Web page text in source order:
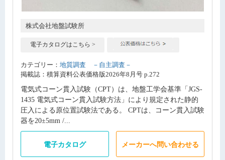
株式会社地盤試験所
電子カタログはこちら >
カテゴリー： 地質調査 －自主調査－
掲載誌：積算資料公表価格版2026年8月号 p.272
電気式コーン貫入試験（CPT）は、地盤工学会基準「JGS-
1435 電気式コーン貫入試験方法」により規定された静的
圧入による原位置試験法である。 CPTは、コーン貫入試験
器を20±5mm /...
電子カタログ メーカーへ問い合わせる